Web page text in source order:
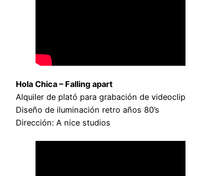
Hola Chica – Falling apart
Alquiler de plató para grabación de videoclip
Diseño de iluminación retro años 80’s
Dirección: A nice studios